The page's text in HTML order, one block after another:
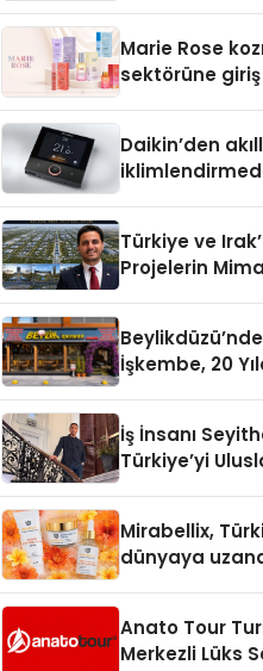
Aldı
Marie Rose
sektörüne
Daikin’den
Türkiye ve
Projelerin
Holding
Projesini
İşkembe, 20
İş İnsanı
Türkiye’yi
Mirabellix,
dünyaya
Anato Tour
Merkezli Lüks